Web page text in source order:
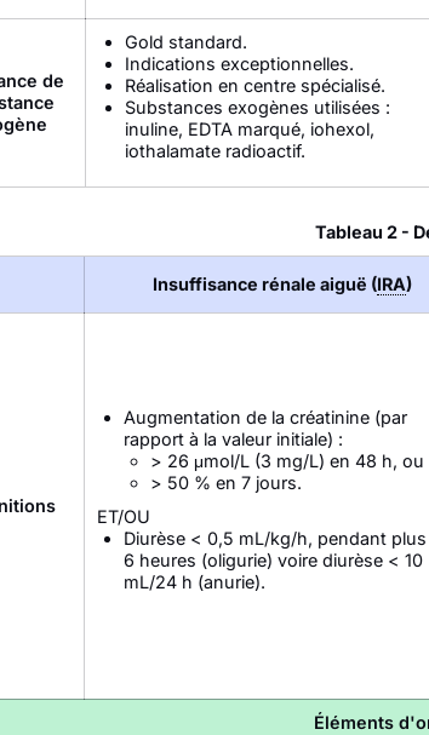
de
Gold standard.
Indications exceptionnelles.
Réalisation en centre spécialisé.
Substances exogènes utilisées :
inuline, EDTA marqué, iohexol,
iothalamate radioactif.
Tableau 2 -
Insuffisance rénale aiguë (IRA)
Augmentation de la créatinine (par
rapport à la valeur initiale) :
> 26 μmol/L (3 mg/L) en 48 h, ou
> 50 % en 7 jours.
ET/OU
Diurèse < 0,5 mL/kg/h, pendant
6 heures (oligurie) voire diurèse < 10
mL/24 h (anurie).
Éléments